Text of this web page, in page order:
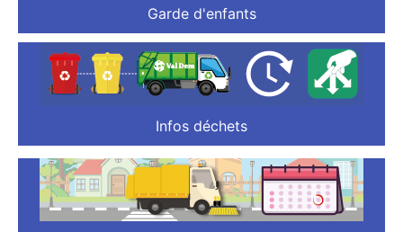
Garde d'enfants
Infos déchets